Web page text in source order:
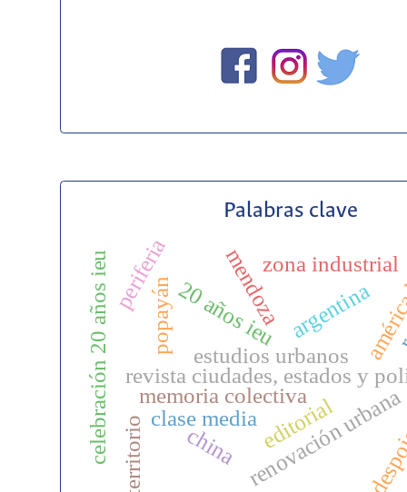
Palabras clave
editorial
revista ciudades, estados y
celebración 20 años ieu estudios urbanos
20 años ieu
memoria colectivarenovación urbana
argentina
clase media
mendoza
popayán
china
zona industrial
territorio
periferia